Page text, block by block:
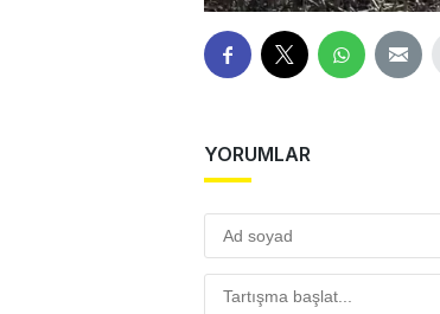
YORUMLAR